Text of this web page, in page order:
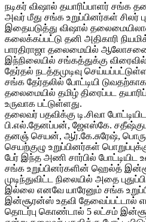
நடிகர் விஷால் தயாரிப்பாளர் சங்க
அவர் மீது சங்க உறுப்பினர்கள் சிலர்
இதையடுத்து விஷால்
கலைக்கப்பட்டு தனி அதிகாரி
பாரதிராஜா தலைமையில்
இந்நிலையில் சங்கத்துக்கு விரைவில்
தேர்தல் நடத்தமுடிவு
சங்க தேர்தலில் போட்டியி டுவதற்காக
தலைமையில் தமிழ் திரைப்பட
உருவாக பட்டுள்ளது.
தலைவர் பதவிக்கு டி.சிவா
பி.எல்.தேனப்பன், ஜேஎஸ்கே.
தனஞ் செயன், ஆர்.கே.சுரேஷ்,
செயற்குழு உறுப்பினர்கள்
பேர் இந்த அணி சார்பில் போட்டியிட
சங்க உறுப்பினர்களின் ஹெல்த்
முடிந்துவிட்ட நிலையில் அதை
இல்லை எனவே யாரேனும் சங்க
இன்சூரன்ஸ் உதவி தேவைப்பட்டால்
தொடர்பு கொண்டால் 5 லட்சம்